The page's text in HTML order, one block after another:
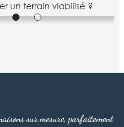
un terrain viabilisé ?
sur mesure, parfaitement